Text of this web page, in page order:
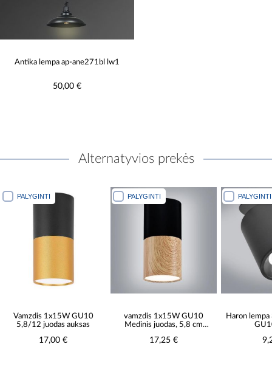
Antika lempa ap-ane271bl lw1
50,00 €
Alternatyvios prekės
GU10
auksas
PALYGINTI
vamzdis 1x15W GU10
Medinis juodas, 5,8 cm
Haron lempa 314192 Juoda
GU10 LW1